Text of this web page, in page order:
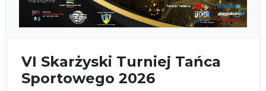
VI Skarżyski Turniej Tańca
Sportowego 2026